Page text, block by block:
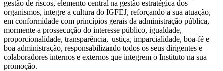
gestão de riscos, elemento central na gestão estratégica dos
organismos, integre a cultura do IGFEJ, reforçando a sua atuação,
em conformidade com princípios gerais da administração pública,
mormente a prossecução do interesse público, igualdade,
proporcionalidade, transparência, justiça, imparcialidade, boa-fé e
boa administração, responsabilizando todos os seus dirigentes e
colaboradores internos e externos que integrem o Instituto na sua
promoção.